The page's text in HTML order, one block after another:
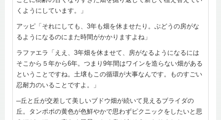
くようにしています。」
アッピ「それにしても、3年も畑を休ませたり。ぶどうの房がな
るようになるのにまた時間がかかりますよね」
ラファエラ「ええ、3年畑を休ませて、房がなるようになるには
そこから５年から6年。つまり9年間はワインを造らない畑がある
ということですね。土壌もこの循環が大事なんです。ものすごい
忍耐力のいることですよ。」
─丘と丘が交差して美しいブドウ畑が続いて見えるブライダの
丘。タンポポの黄色が色鮮やかで思わずピクニックをしたいと思